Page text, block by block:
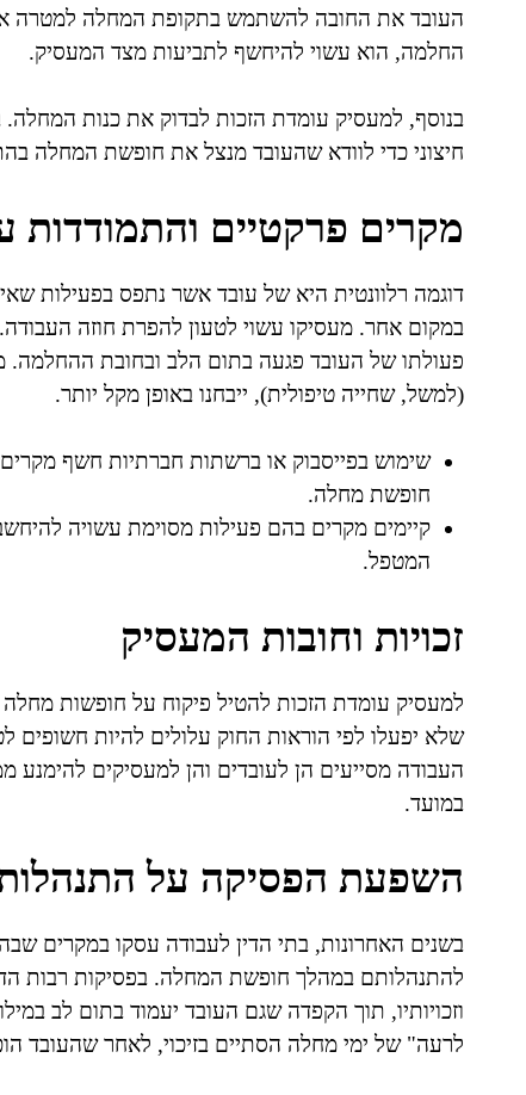
העובד את החובה להשתמש בתקופת המחלה למטרה
החלמה, הוא עשוי להיחשף לתביעות מצד המעסיק.
בנוסף, למעסיק עומדת הזכות לבדוק את כנות
חיצוני כדי לוודא שהעובד מנצל את חופשת המחלה
מקרים פרקטיים והתמודדות
דוגמה רלוונטית היא של עובד אשר נתפס בפעילות
במקום אחר. מעסיקו עשוי לטעון להפרת חוזה
פעולתו של העובד פגעה בתום הלב ובחובת
(למשל, שחייה טיפולית), ייבחנו באופן מקל יותר.
שימוש בפייסבוק או ברשתות חברתיות חשף
חופשת מחלה.
קיימים מקרים בהם פעילות מסוימת עשויה
המטפל.
זכויות וחובות המעסיק
למעסיק עומדת הזכות להטיל פיקוח על חופשות
שלא יפעלו לפי הוראות החוק עלולים להיות חשופים
העבודה מסייעים הן לעובדים והן למעסיקים להימנע
במועד.
השפעת הפסיקה על
בשנים האחרונות, בתי הדין לעבודה עסקו במקרים
להתנהלותם במהלך חופשת המחלה. בפסיקות רבות
וזכויותיו, תוך הקפדה שגם העובד יעמוד בתום לב
לרעה" של ימי מחלה הסתיים בזיכוי, לאחר שהעובד